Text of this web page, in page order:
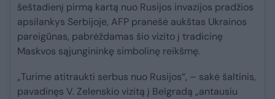
šeštadienį pirmą kartą nuo Rusijos invazijos pradžios
apsilankys Serbijoje, AFP pranešė aukštas Ukrainos
pareigūnas, pabrėždamas šio vizito į tradicinę
Maskvos sąjungininkę simbolinę reikšmę.
„Turime atitraukti serbus nuo Rusijos“, – sakė šaltinis,
pavadinęs V. Zelenskio vizitą į Belgradą „antausiu